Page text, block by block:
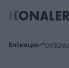
Επίκαιρα